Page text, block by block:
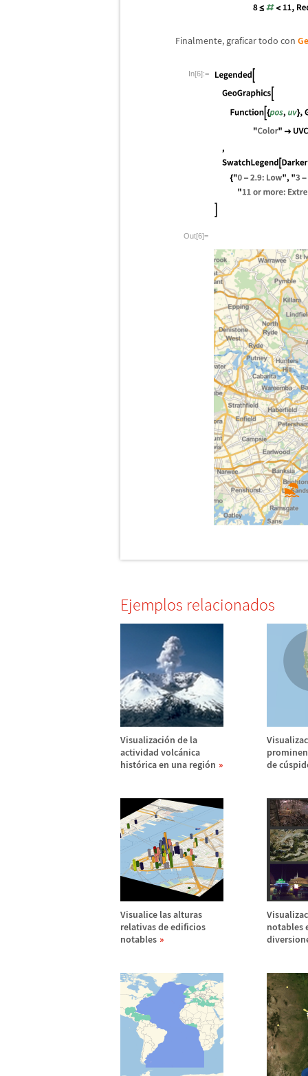
Finalmente, graficar todo con
In[6]:=
Out[6]=
Ejemplos relacionados
Visualización de la
actividad volcánica
histórica en una región
de cú
Visualice las alturas
relativas de edificios
notables
notables